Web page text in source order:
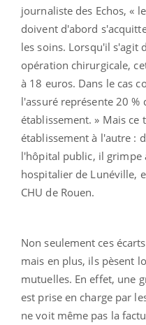
journaliste des Echos, «
doivent d'abord
les soins. Lorsqu'il s'agit
opération chirurgicale,
à 18 euros. Dans le cas
l'assuré représente 20
établissement. » Mais
établissement à l'autre :
l'hôpital public, il grimpe
hospitalier de Lunéville,
CHU de Rouen.
Non seulement ces
mais en plus, ils pèsent
mutuelles. En effet, une
est prise en charge par
ne voit même pas la